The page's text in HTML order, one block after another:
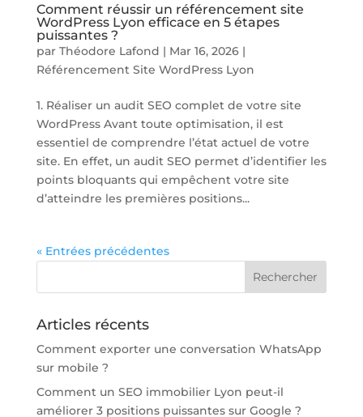
Comment réussir un référencement site
WordPress Lyon efficace en 5 étapes
puissantes ?
par Théodore Lafond | Mar 16, 2026|
Référencement Site WordPress Lyon
1. Réaliser un audit SEO complet de votre site
WordPress Avant toute optimisation, il est
essentiel de comprendre l’état actuel de votre
site. En effet, un audit SEO permet d’identifier les
points bloquants qui empêchent votre site
d’atteindre les premières positions...
« Entrées précédentes
Articles récents
Comment exporter une conversation WhatsApp
sur mobile ?
Comment un SEO immobilier Lyon peut-il
améliorer 3 positions puissantes sur Google ?